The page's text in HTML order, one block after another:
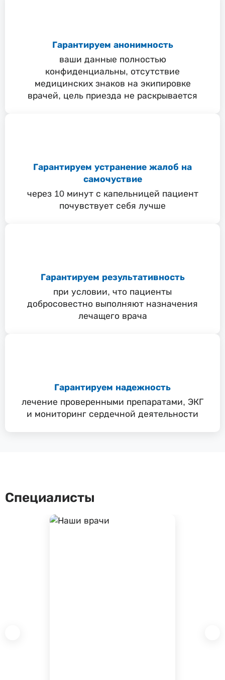
Гарантируем анонимность
ваши данные полностью
конфиденциальны, отсутствие
медицинских знаков на экипировке
врачей, цель приезда не раскрывается
Гарантируем устранение жалоб на
самочуствие
через 10 минут с капельницей пациент
почувствует себя лучше
Гарантируем результативность
при условии, что пациенты
добросовестно выполняют назначения
лечащего врача
Гарантируем надежность
лечение проверенными препаратами, ЭКГ
и мониторинг сердечной деятельности
Специалисты